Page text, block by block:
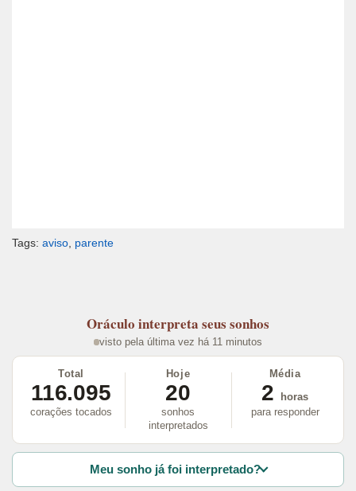
Tags: aviso parente
Oráculo interpreta seus sonhos
visto pela última vez há 11 minutos
Total
116.095
corações tocados
Hoje
20
sonhos
interpretados
Média
2
horas
para responder
Meu sonho já foi interpretado?